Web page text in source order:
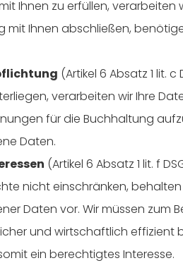
Ihnen zu erfüllen, verarbeiten
mit Ihnen abschließen,
(Artikel 6 Absatz 1 lit.
verarbeiten wir Ihre
für die Buchhaltung
Daten.
(Artikel 6 Absatz 1 lit. f
nicht einschränken,
Daten vor. Wir müssen zum
und wirtschaftlich effizient
ein berechtigtes Interesse.